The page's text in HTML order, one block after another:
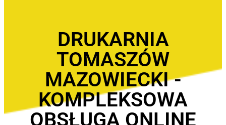
DRUKARNIA
TOMASZÓW
MAZOWIECKI -
KOMPLEKSOWA
OBSŁUGA ONLINE